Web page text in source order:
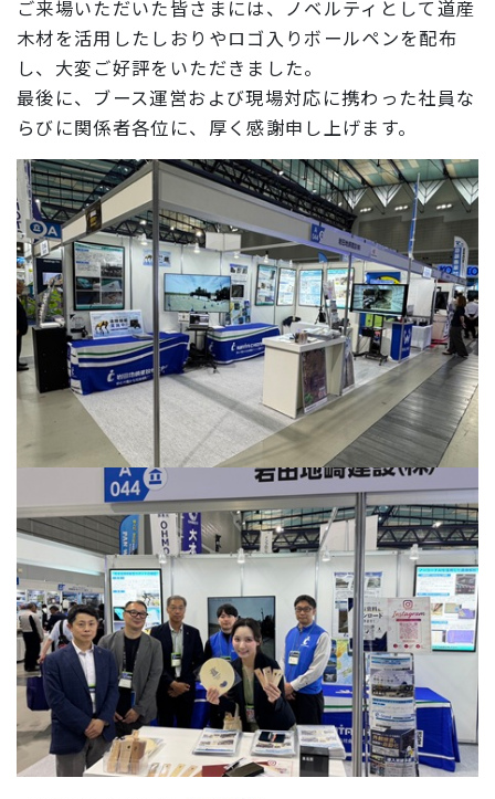
ご来場いただいた皆さまには、ノベルティとして道産
木材を活用したしおりやロゴ入りボールペンを配布
し、大変ご好評をいただきました。
最後に、ブース運営および現場対応に携わった社員な
らびに関係者各位に、厚く感謝申し上げます。